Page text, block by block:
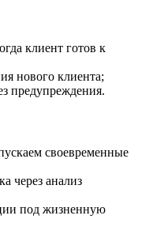
клиент готов к
нового клиента;
предупреждения.
своевременные
через анализ
под жизненную